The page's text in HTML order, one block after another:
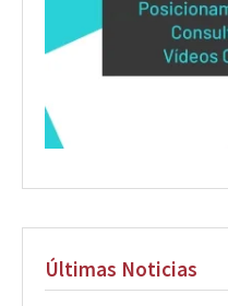
Últimas Noticias